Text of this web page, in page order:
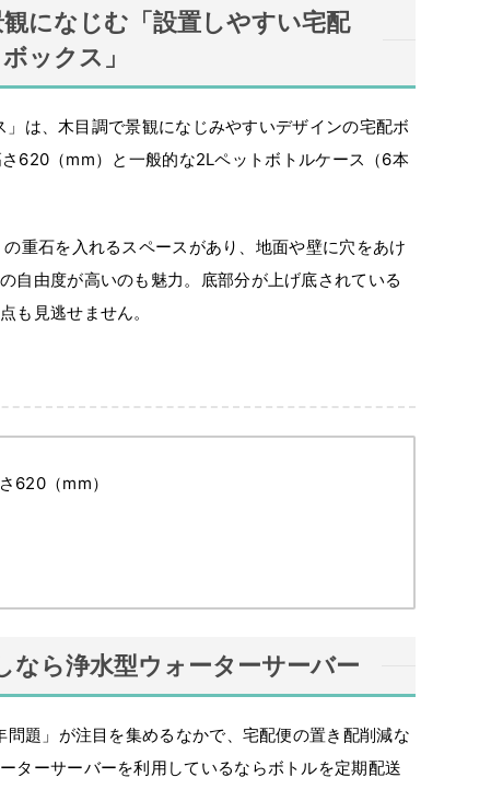
になじむ「設置しやすい宅配
ボックス」
」は、木目調で景観になじみやすいデザインの宅配ボ
620（mm）と一般的な2Lペットボトルケース（6本
重石を入れるスペースがあり、地面や壁に穴をあけ
自由度が高いのも魅力。底部分が上げ底されている
も見逃せません。
620（mm）
なら浄水型ウォーターサーバー
題」が注目を集めるなかで、宅配便の置き配削減な
ターサーバーを利用しているならボトルを定期配送